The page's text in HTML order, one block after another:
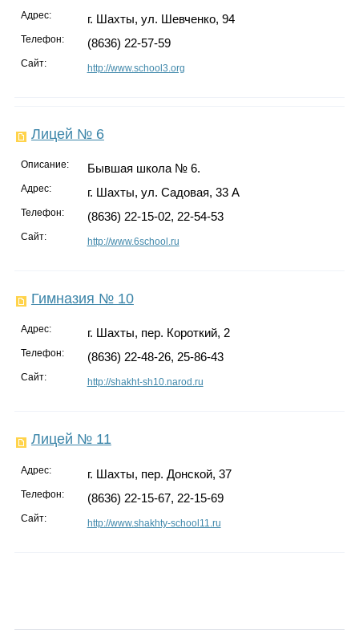
Адрес: г. Шахты, ул. Шевченко, 94
Телефон: (8636) 22-57-59
Сайт: http://www.school3.org
Лицей № 6
Описание: Бывшая школа № 6.
Адрес: г. Шахты, ул. Садовая, 33 А
Телефон: (8636) 22-15-02, 22-54-53
Сайт: http://www.6school.ru
Гимназия № 10
Адрес: г. Шахты, пер. Короткий, 2
Телефон: (8636) 22-48-26, 25-86-43
Сайт: http://shakht-sh10.narod.ru
Лицей № 11
Адрес: г. Шахты, пер. Донской, 37
Телефон: (8636) 22-15-67, 22-15-69
Сайт: http://www.shakhty-school11.ru